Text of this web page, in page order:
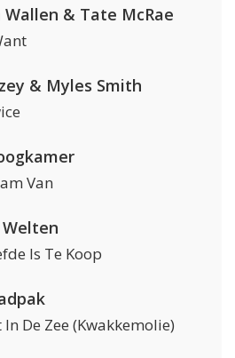
Wallen & Tate McRae
& Myles Smith
Van
Is Te Koop
In De Zee (Kwakkemolie)